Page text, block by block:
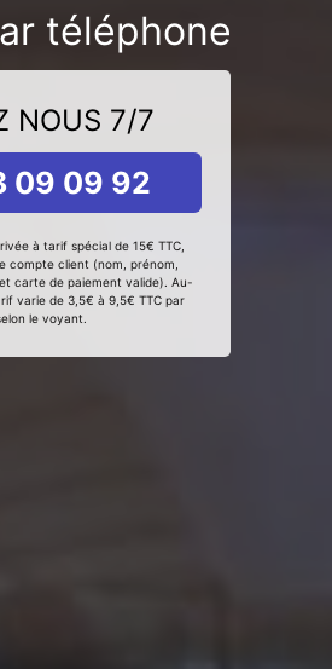
téléphone
NOUS 7/7
09 09 92
à tarif spécial de 15€ TTC,
compte client (nom, prénom,
carte de paiement valide). Au-
varie de 3,5€ à 9,5€ TTC par
le voyant.